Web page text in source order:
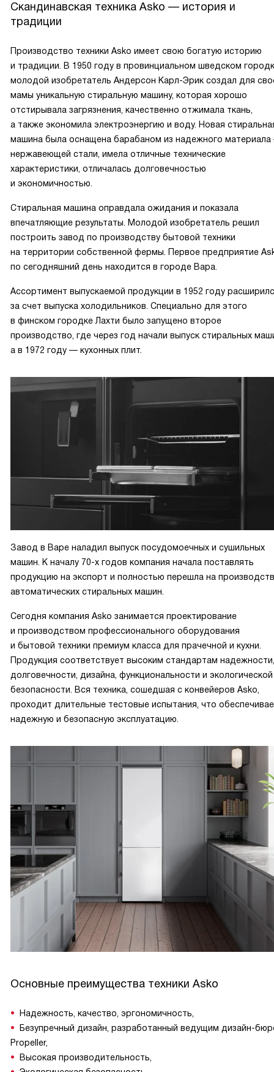
Скандинавская техника Asko — история и
традиции
Производство техники Asko имеет свою богатую историю
и традиции. В 1950 году в провинциальном шведском
молодой изобретатель Андерсон Карл-Эрик создал для
мамы уникальную стиральную машину, которая хорошо
отстирывала загрязнения, качественно отжимала ткань,
а также экономила электроэнергию и воду. Новая
машина была оснащена барабаном из надежного
нержавеющей стали, имела отличные технические
характеристики, отличалась долговечностью
и экономичностью.
Стиральная машина оправдала ожидания и показала
впечатляющие результаты. Молодой изобретатель решил
построить завод по производству бытовой техники
на территории собственной фермы. Первое предприятие
по сегодняшний день находится в городе Вара.
Ассортимент выпускаемой продукции в 1952 году
за счет выпуска холодильников. Специально для этого
в финском городке Лахти было запущено второе
производство, где через год начали выпуск стиральных
а в 1972 году — кухонных плит.
Завод в Варе наладил выпуск посудомоечных и сушильных
машин. К началу 70-х годов компания начала поставлять
продукцию на экспорт и полностью перешла на
автоматических стиральных машин.
Сегодня компания Asko занимается проектирование
и производством профессионального оборудования
и бытовой техники премиум класса для прачечной и кухни.
Продукция соответствует высоким стандартам надежности,
долговечности, дизайна, функциональности и экологической
безопасности. Вся техника, сошедшая с конвейеров Asko,
проходит длительные тестовые испытания, что
надежную и безопасную эксплуатацию.
Основные преимущества техники Asko
Надежность, качество, эргономичность,
Безупречный дизайн, разработанный ведущим дизайн-
Propeller,
Высокая производительность,